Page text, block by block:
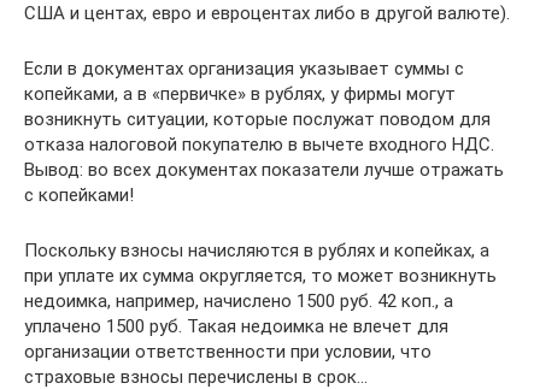
США и центах, евро и евроцентах либо в другой валюте).
Если в документах организация указывает суммы с
копейками, а в «первичке» в рублях, у фирмы могут
возникнуть ситуации, которые послужат поводом для
отказа налоговой покупателю в вычете входного НДС.
Вывод: во всех документах показатели лучше отражать
с копейками!
Поскольку взносы начисляются в рублях и копейках, а
при уплате их сумма округляется, то может возникнуть
недоимка, например, начислено 1500 руб. 42 коп., а
уплачено 1500 руб. Такая недоимка не влечет для
организации ответственности при условии, что
страховые взносы перечислены в срок…